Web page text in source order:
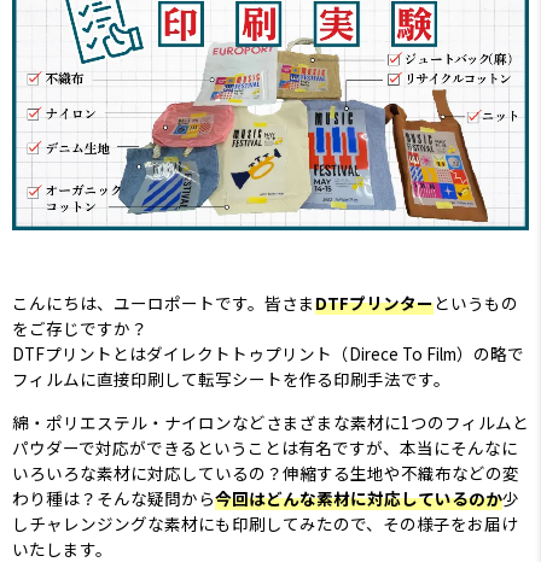
こんにちは、ユーロポートです。皆さまDTFプリンターというもの
をご存じですか？
DTFプリントとはダイレクトトゥプリント（Direce To Film）の略で
フィルムに直接印刷して転写シートを作る印刷手法です。
綿・ポリエステル・ナイロンなどさまざまな素材に1つのフィルムと
パウダーで対応ができるということは有名ですが、本当にそんなに
いろいろな素材に対応しているの？伸縮する生地や不織布などの変
わり種は？そんな疑問から今回はどんな素材に対応しているのか少
しチャレンジングな素材にも印刷してみたので、その様子をお届け
いたします。